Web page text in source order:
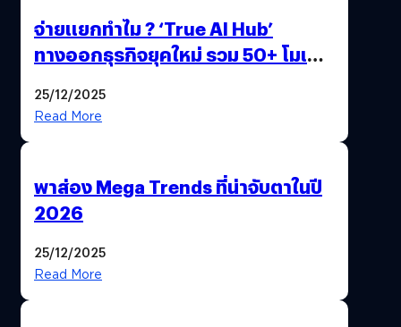
จ่ายแยกทำไม ? ‘True AI Hub’
ทางออกธุรกิจยุคใหม่ รวม 50+ โมเดล
25/12/2025
Read More
พาส่อง Mega Trends ที่น่าจับตาในปี
2026
25/12/2025
Read More